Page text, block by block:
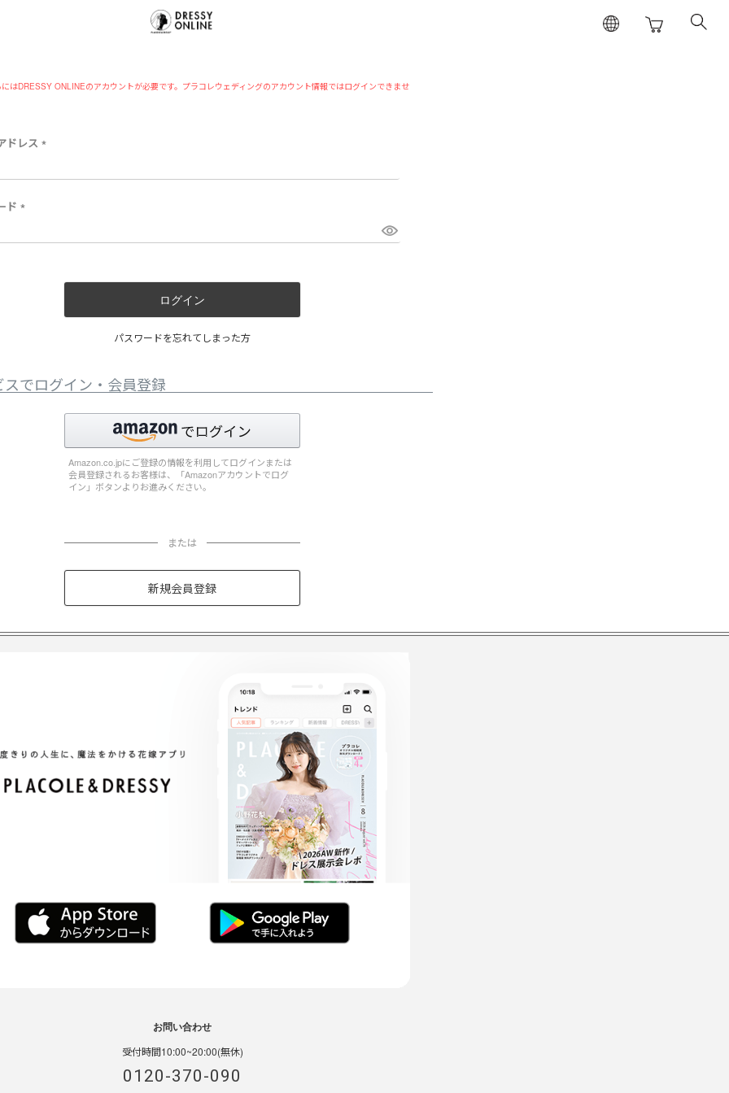
はDRESSY ONLINEのアカウントが必要です。プラコレウェディングのアカウント情報ではログインできませ
ドレス
必
ド
必
ログイン
パスワードを忘れてしまった方
でログイン・会員登録
Amazon.co.jpにご登録の情報を利用してログインまたは
会員登録されるお客様は、「Amazonアカウントでログ
イン」ボタンよりお進みください。
または
新規会員登録
お問い合わせ
受付時間10:00~20:00(無休)
0120-370-090